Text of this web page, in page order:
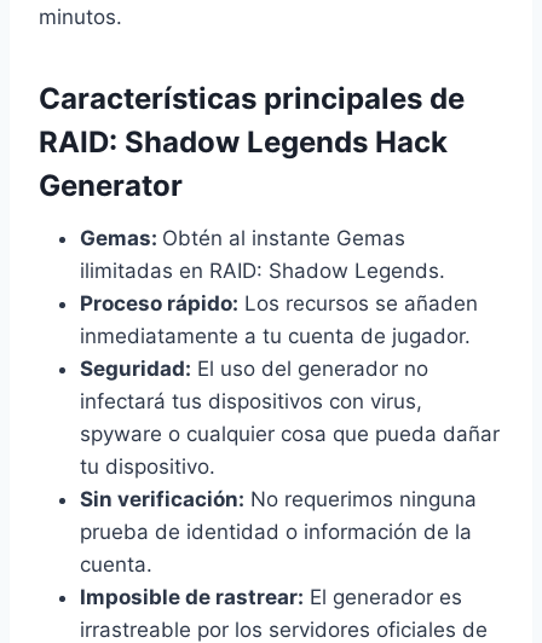
minutos.
Características principales de
RAID: Shadow Legends Hack
Generator
Gemas: Obtén al instante Gemas
ilimitadas en RAID: Shadow Legends.
Proceso rápido: Los recursos se añaden
inmediatamente a tu cuenta de jugador.
Seguridad: El uso del generador no
infectará tus dispositivos con virus,
spyware o cualquier cosa que pueda dañar
tu dispositivo.
Sin verificación: No requerimos ninguna
prueba de identidad o información de la
cuenta.
Imposible de rastrear: El generador es
irrastreable por los servidores oficiales de